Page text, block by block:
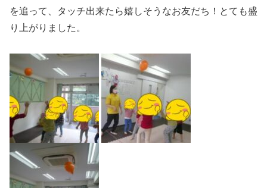
を追って、タッチ出来たら嬉しそうなお友だち！とても盛
り上がりました。